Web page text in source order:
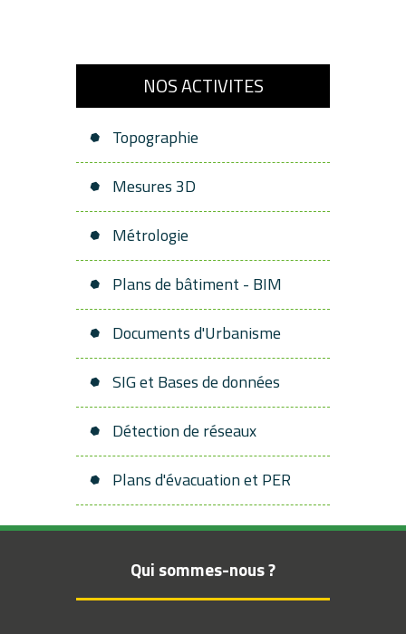
NOS ACTIVITES
Topographie
Mesures 3D
Métrologie
Plans de bâtiment - BIM
Documents d'Urbanisme
SIG et Bases de données
Détection de réseaux
Plans d'évacuation et PER
Qui sommes-nous ?